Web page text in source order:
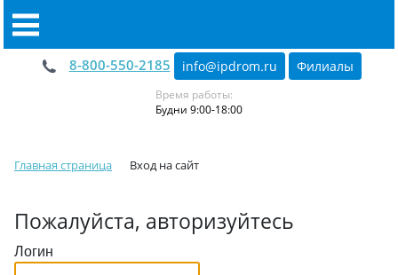
8-800-550-2185 info@ipdrom.ru Филиалы
Время работы:
Будни 9:00-18:00
Главная страница Вход на сайт
Пожалуйста, авторизуйтесь
Логин